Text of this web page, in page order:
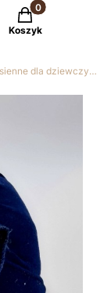
Produkty w
Koszyk
Czapki wiosenno-jesienne dla dziewczynek